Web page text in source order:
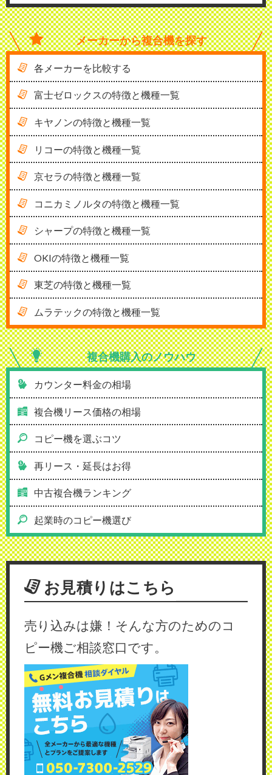
メーカーから複合機を探す
各メーカーを比較する
富士ゼロックスの特徴と機種一覧
キヤノンの特徴と機種一覧
リコーの特徴と機種一覧
京セラの特徴と機種一覧
コニカミノルタの特徴と機種一覧
シャープの特徴と機種一覧
OKIの特徴と機種一覧
東芝の特徴と機種一覧
ムラテックの特徴と機種一覧
複合機購入のノウハウ
カウンター料金の相場
複合機リース価格の相場
コピー機を選ぶコツ
再リース・延長はお得
中古複合機ランキング
起業時のコピー機選び
お見積りはこちら
売り込みは嫌！そんな方のためのコ
ピー機ご相談窓口です。